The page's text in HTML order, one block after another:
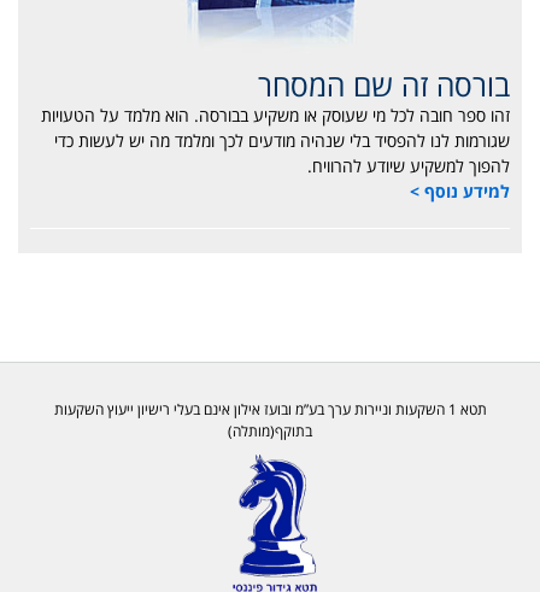
בורסה זה שם המסחר
זהו ספר חובה לכל מי שעוסק או משקיע בבורסה. הוא מלמד על הטעויות
שגורמות לנו להפסיד בלי שנהיה מודעים לכך ומלמד מה יש לעשות כדי
להפוך למשקיע שיודע להרוויח.
למידע נוסף >
תטא 1 השקעות וניירות ערך בע”מ ובועז אילון אינם בעלי רישיון ייעוץ השקעות
בתוקף(מותלה)